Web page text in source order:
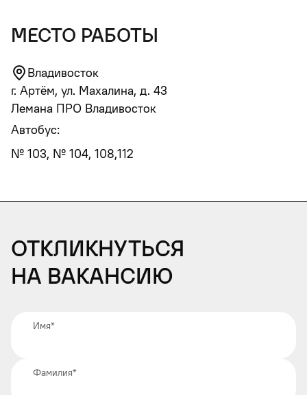
место работы
Владивосток
г. Артём, ул. Махалина, д. 43
Лемана ПРО Владивосток
Автобус:
№ 103, № 104, 108,112
Откликнуться
на вакансию
Имя*
Фамилия*